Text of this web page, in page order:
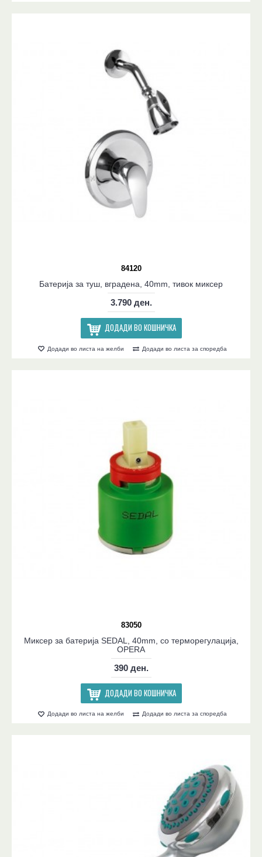
84120
Батерија за туш, вградена, 40mm, тивок миксер
3.790 ден.
ДОДАДИ ВО КОШНИЧКА
Додади во листа на желби Додади во листа за споредба
83050
Миксер за батерија SEDAL, 40mm, со терморегулација,
OPERA
390 ден.
ДОДАДИ ВО КОШНИЧКА
Додади во листа на желби Додади во листа за споредба